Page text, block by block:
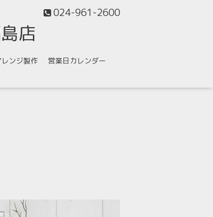
024-961-2600
店
ンジ製作
営業日カレンダー